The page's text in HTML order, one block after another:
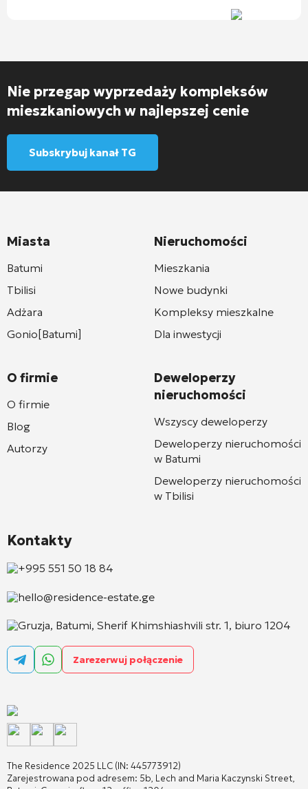
Nie przegap wyprzedaży kompleksów
mieszkaniowych w najlepszej cenie
Subskrybuj kanał TG
The Residence 2025 LLC (IN: 445773912)
Zarejestrowana pod adresem: 5b, Lech and Maria Kaczynski Street,
Miasta
Batumi
Tbilisi
Adżara
Gonio[Batumi]
O firmie
O firmie
Blog
Autorzy
Nieruchomości
Mieszkania
Nowe budynki
Kompleksy mieszkalne
Dla inwestycji
Deweloperzy
nieruchomości
Wszyscy deweloperzy
Deweloperzy nieruchomości
w Batumi
Deweloperzy nieruchomości
w Tbilisi
Kontakty
+995 551 50 18 84
hello@residence-estate.ge
Gruzja, Batumi, Sherif Khimshiashvili str. 1, biuro 1204
Zarezerwuj połączenie